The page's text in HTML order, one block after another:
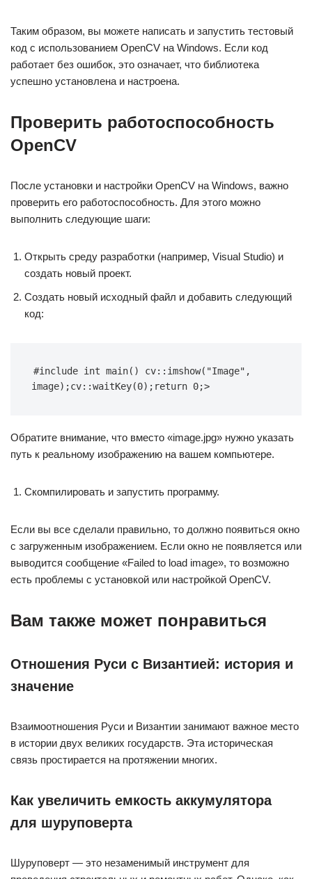
Таким образом, вы можете написать и запустить тестовый
код с использованием OpenCV на Windows. Если код
работает без ошибок, это означает, что библиотека
успешно установлена и настроена.
Проверить работоспособность
OpenCV
После установки и настройки OpenCV на Windows, важно
проверить его работоспособность. Для этого можно
выполнить следующие шаги:
Открыть среду разработки (например, Visual Studio) и
создать новый проект.
Создать новый исходный файл и добавить следующий
код:
#include int main() cv::imshow("Image",
image);cv::waitKey(0);return 0;>
Обратите внимание, что вместо «image.jpg» нужно указать
путь к реальному изображению на вашем компьютере.
Скомпилировать и запустить программу.
Если вы все сделали правильно, то должно появиться окно
с загруженным изображением. Если окно не появляется или
выводится сообщение «Failed to load image», то возможно
есть проблемы с установкой или настройкой OpenCV.
Вам также может понравиться
Отношения Руси с Византией: история и
значение
Взаимоотношения Руси и Византии занимают важное место
в истории двух великих государств. Эта историческая
связь простирается на протяжении многих.
Как увеличить емкость аккумулятора
для шуруповерта
Шуруповерт — это незаменимый инструмент для